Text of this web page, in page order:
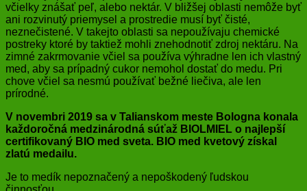
včielky znášať peľ, alebo nektár. V bližšej oblasti nemôže byť
ani rozvinutý priemysel a prostredie musí byť čisté,
neznečistené. V takejto oblasti sa nepoužívaju chemické
postreky ktoré by taktiež mohli znehodnotiť zdroj nektáru. Na
zimné zakrmovanie včiel sa používa výhradne len ich vlastný
med, aby sa prípadný cukor nemohol dostať do medu. Pri
chove včiel sa nesmú používať bežné liečiva, ale len
prírodné.
V novembri 2019 sa v Talianskom meste Bologna konala
každoročná medzinárodná súťaž BIOLMIEL o najlepší
certifikovaný BIO med sveta. BIO med kvetový získal
zlatú medailu.
Je to medík nepoznačený a nepoškodený ľudskou